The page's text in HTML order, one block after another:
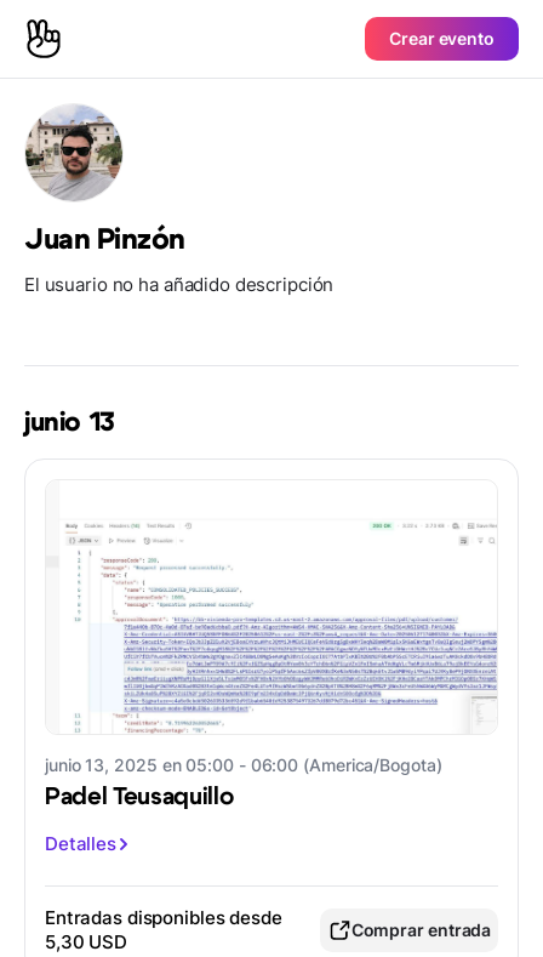
Crear evento
Juan Pinzón
El usuario no ha añadido descripción
junio 13
junio 13, 2025 en 05:00 - 06:00 (America/Bogota)
Padel Teusaquillo
Detalles
Entradas disponibles desde
5,30 USD
Comprar entrada